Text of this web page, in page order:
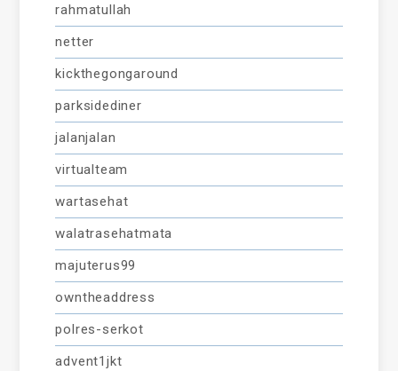
rahmatullah
netter
kickthegongaround
parksidediner
jalanjalan
virtualteam
wartasehat
walatrasehatmata
majuterus99
owntheaddress
polres-serkot
advent1jkt